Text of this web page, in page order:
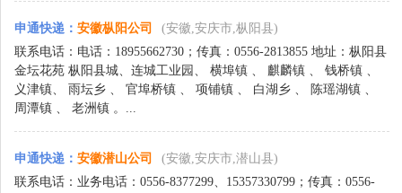
申通快递 ： 安徽枞阳公司
(安徽,安庆市,枞阳县)
联系电话：电话：18955662730；传真：0556-2813855 地址：枞阳县
金坛花苑 枞阳县城、连城工业园、 横埠镇 、 麒麟镇 、 钱桥镇 、
义津镇、 雨坛乡 、 官埠桥镇 、 项铺镇 、 白湖乡 、 陈瑶湖镇 、
周潭镇 、 老洲镇 。...
申通快递 ： 安徽潜山公司
(安徽,安庆市,潜山县)
联系电话：业务电话：0556-8377299、15357330799；传真：0556-